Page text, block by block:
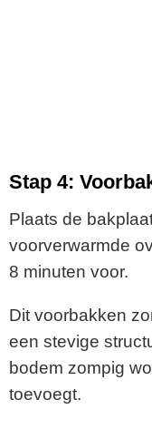
Stap 4:
Plaats de
voorverwarmde
8 minuten voor.
Dit voorbakken
een stevige
bodem zompig
toevoegt.